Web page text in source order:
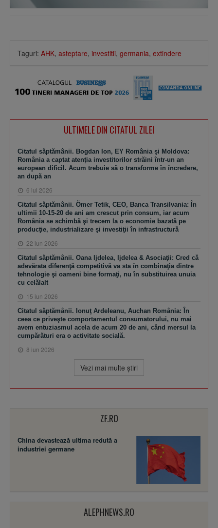
Taguri: AHK, asteptare, investitii, germania, extindere
ULTIMELE DIN CITATUL ZILEI
Citatul săptămânii. Bogdan Ion, EY România şi Moldova:
România a captat atenţia investitorilor străini într-un an
european dificil. Acum trebuie să o transforme în încredere,
an după an
6 iul 2026
Citatul săptămânii. Ömer Tetik, CEO, Banca Transilvania: În
ultimii 10-15-20 de ani am crescut prin consum, iar acum
România se schimbă şi trecem la o economie bazată pe
producţie, industrializare şi investiţii în infrastructură
22 iun 2026
Citatul săptămânii. Oana Ijdelea, Ijdelea & Asociaţii: Cred că
adevărata diferenţă competitivă va sta în combinaţia dintre
tehnologie şi oameni bine formaţi, nu în substituirea unuia
cu celălalt
15 iun 2026
Citatul săptămânii. Ionuţ Ardeleanu, Auchan România: În
ceea ce priveşte comportamentul consumatorului, nu mai
avem entuziasmul acela de acum 20 de ani, când mersul la
cumpărături era o activitate socială.
8 iun 2026
Vezi mai multe ştiri
ZF.RO
China devastează ultima redută a
industriei germane
ALEPHNEWS.RO